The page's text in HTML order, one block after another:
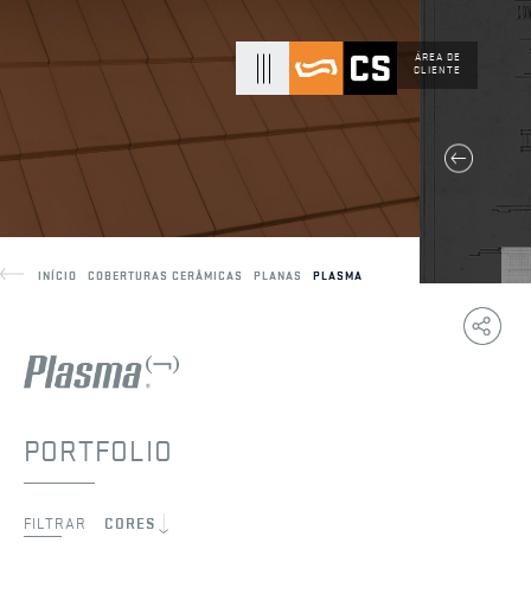
ÁREA DE
CLIENTE
INÍCIO COBERTURAS CERÂMICAS PLANAS PLASMA
Copy
Link
PORTFOLIO
FILTRAR CORES